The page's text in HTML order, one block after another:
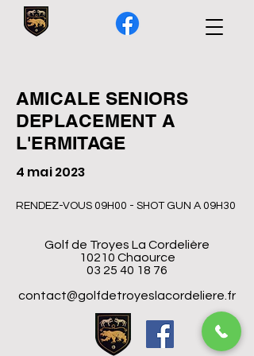
AMICALE SENIORS
DEPLACEMENT A
L'ERMITAGE
4 mai 2023
RENDEZ-VOUS 09H00 - SHOT GUN A 09H30
Golf de Troyes La Cordelière
10210 Chaource
03 25 40 18 76
contact@golfdetroyeslacordeliere.fr